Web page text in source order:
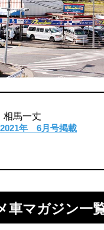
相馬一丈
年 6月号掲載
車マガジン一